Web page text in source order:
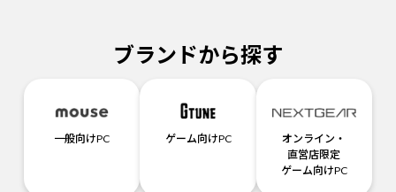
ブランドから探す
一般向けPC ゲーム向けPC
オンライン・
直営店限定
ゲーム向けPC